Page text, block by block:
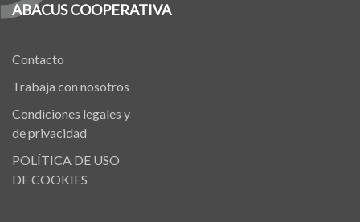
ABACUS COOPERATIVA
Contacto
Trabaja con nosotros
Condiciones legales y
de privacidad
POLÍTICA DE USO
DE COOKIES